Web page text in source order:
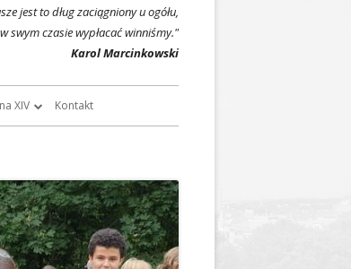
jest to dług zaciągniony u ogółu,
swym czasie wypłacać winniśmy."
Karol Marcinkowski
XIV
Błękitnej XIV i jej tradycje
XIV w latach 1999 – 2004
z okazji 80-lecia
Kontakt